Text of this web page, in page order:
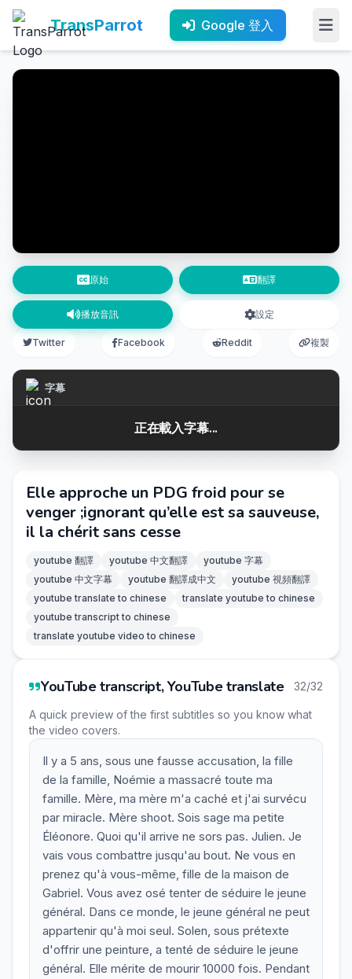
TransParrot Google 登入
原始 翻譯
播放音訊 設定
Twitter Facebook Reddit 複製
字幕
正在載入字幕...
Elle approche un PDG froid pour se
venger ;ignorant qu’elle est sa sauveuse,
il la chérit sans cesse
youtube 翻譯 youtube 中文翻譯
youtube 字幕
youtube 中文字幕
youtube 翻譯成中文
youtube 視頻翻譯
youtube translate to chinese
translate youtube to chinese
youtube transcript to chinese
translate youtube video to chinese
YouTube transcript, YouTube translate 32/32
A quick preview of the first subtitles so you know what
the video covers.
Il y a 5 ans, sous une fausse accusation, la fille
de la famille, Noémie a massacré toute ma
famille. Mère, ma mère m'a caché et j'ai survécu
par miracle. Mère shoot. Sois sage ma petite
Éléonore. Quoi qu'il arrive ne sors pas. Julien. Je
vais vous combattre jusqu'au bout. Ne vous en
prenez qu'à vous-même, fille de la maison de
Gabriel. Vous avez osé tenter de séduire le jeune
général. Dans ce monde, le jeune général ne peut
appartenir qu'à moi seul. Solen, sous prétexte
d'offrir une peinture, a tenté de séduire le jeune
général. Elle mérite de mourir 10000 fois. Pendant